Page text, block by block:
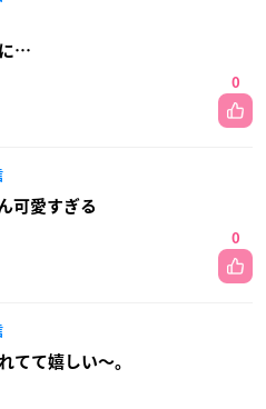
に…
0
可愛すぎる
0
てて嬉しい〜。